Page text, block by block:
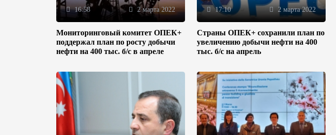
16:58 2 марта 2022
Мониторинговый комитет ОПЕК+
поддержал план по росту добычи
нефти на 400 тыс. б/с в апреле
17:10 2 марта 2022
Страны ОПЕК+ сохранили план по
увеличению добычи нефти на 400
тыс. б/с на апрель